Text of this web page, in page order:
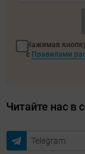
Нажимая
с Правилами
Читайте нас в
Telegram